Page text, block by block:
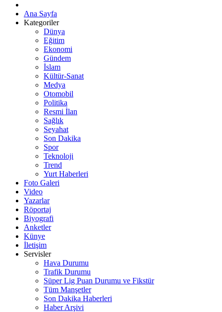
Ana Sayfa
Kategoriler
Dünya
Eğitim
Ekonomi
Gündem
İslam
Kültür-Sanat
Medya
Otomobil
Politika
Resmi İlan
Sağlık
Seyahat
Son Dakika
Spor
Teknoloji
Trend
Yurt Haberleri
Foto Galeri
Video
Yazarlar
Röportaj
Biyografi
Anketler
Künye
İletişim
Servisler
Hava Durumu
Trafik Durumu
Süper Lig Puan Durumu ve Fikstür
Tüm Manşetler
Son Dakika Haberleri
Haber Arşivi